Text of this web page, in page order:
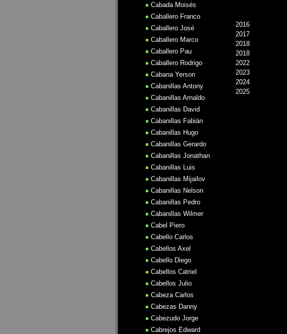
2016
2017
2018
2018
2022
2023
2024
2025
Cabada Moisés
Caballero Franco
Caballero José
Caballero Marco
Caballero Pau
Caballero Rodrigo
Cabana Yerson
Cabanillas Antony
Cabanillas Arnaldo
Cabanillas David
Cabanillas Fabián
Cabanillas Hugo
Cabanillas Gerardo
Cabanillas Jonathan
Cabanillas Luis
Cabanillas Mijailov
Cabanillas Nelson
Cabanillas Pedro
Cabanillas Wilmer
Cabel Piero
Cabello Carlos
Cabellos Axel
Cabello Diego
Cabellos Catriel
Cabellos Julio
Cabeza Carlos
Cabezas Danny
Cabezudo Jorge
Cabrejos Edward